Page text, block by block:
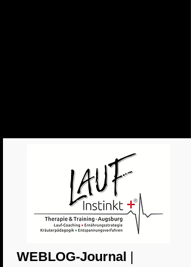
WEBLOG-Journal |